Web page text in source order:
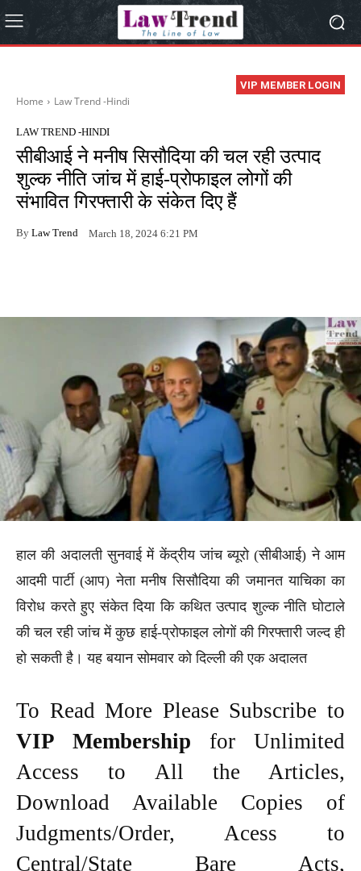
VIP MEMBER LOGIN
Home Law Trend -Hindi
LAW TREND -HINDI
सीबीआई ने मनीष सिसौदिया की चल रही उत्पाद
शुल्क नीति जांच में हाई-प्रोफाइल लोगों की
संभावित गिरफ्तारी के संकेत दिए हैं
By Law Trend March 18, 2024 6:21 PM
हाल की अदालती सुनवाई में केंद्रीय जांच ब्यूरो (सीबीआई) ने आम
आदमी पार्टी (आप) नेता मनीष सिसौदिया की जमानत याचिका का
विरोध करते हुए संकेत दिया कि कथित उत्पाद शुल्क नीति घोटाले
की चल रही जांच में कुछ हाई-प्रोफाइल लोगों की गिरफ्तारी जल्द ही
हो सकती है। यह बयान सोमवार को दिल्ली की एक अदालत
To Read More Please Subscribe to
VIP Membership for Unlimited
Access to All the Articles,
Download Available Copies of
Judgments/Order, Acess to
Central/State Bare Acts,